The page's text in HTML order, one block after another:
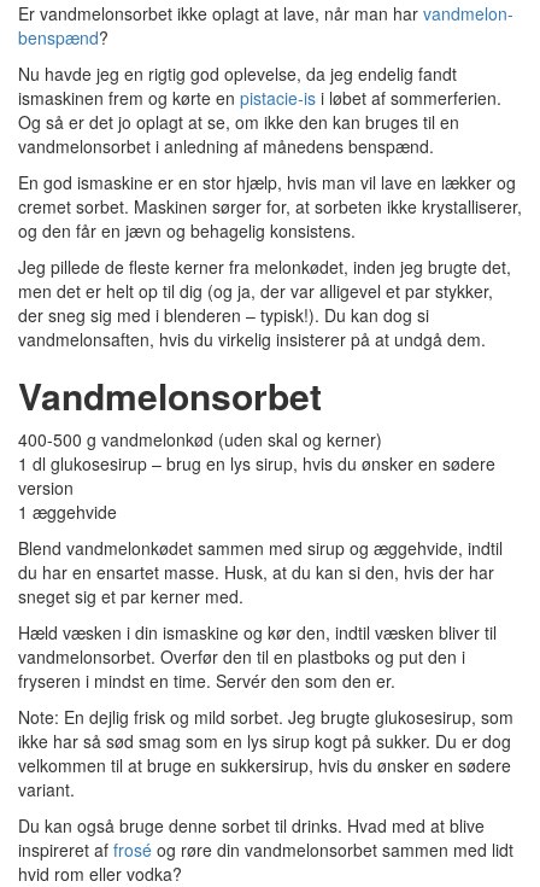
Er vandmelonsorbet ikke oplagt at lave, når man har vandmelon-
benspænd?
Nu havde jeg en rigtig god oplevelse, da jeg endelig fandt
ismaskinen frem og kørte en pistacie-is i løbet af sommerferien.
Og så er det jo oplagt at se, om ikke den kan bruges til en
vandmelonsorbet i anledning af månedens benspænd.
En god ismaskine er en stor hjælp, hvis man vil lave en lækker og
cremet sorbet. Maskinen sørger for, at sorbeten ikke krystalliserer,
og den får en jævn og behagelig konsistens.
Jeg pillede de fleste kerner fra melonkødet, inden jeg brugte det,
men det er helt op til dig (og ja, der var alligevel et par stykker,
der sneg sig med i blenderen – typisk!). Du kan dog si
vandmelonsaften, hvis du virkelig insisterer på at undgå dem.
Vandmelonsorbet
400-500 g vandmelonkød (uden skal og kerner)
1 dl glukosesirup – brug en lys sirup, hvis du ønsker en sødere
version
1 æggehvide
Blend vandmelonkødet sammen med sirup og æggehvide, indtil
du har en ensartet masse. Husk, at du kan si den, hvis der har
sneget sig et par kerner med.
Hæld væsken i din ismaskine og kør den, indtil væsken bliver til
vandmelonsorbet. Overfør den til en plastboks og put den i
fryseren i mindst en time. Servér den som den er.
Note: En dejlig frisk og mild sorbet. Jeg brugte glukosesirup, som
ikke har så sød smag som en lys sirup kogt på sukker. Du er dog
velkommen til at bruge en sukkersirup, hvis du ønsker en sødere
variant.
Du kan også bruge denne sorbet til drinks. Hvad med at blive
inspireret af frosé og røre din vandmelonsorbet sammen med lidt
hvid rom eller vodka?